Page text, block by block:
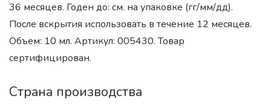
36 месяцев. Годен до: см. на упаковке (гг/мм/дд).
После вскрытия использовать в течение 12 месяцев.
Объем: 10 мл. Артикул: 005430. Товар
сертифицирован.
Страна производства